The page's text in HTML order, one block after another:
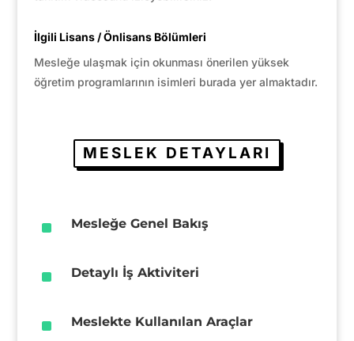
İlgili Lisans / Önlisans Bölümleri
Mesleğe ulaşmak için okunması önerilen yüksek
öğretim programlarının isimleri burada yer almaktadır.
MESLEK DETAYLARI
^ Mesleğe Genel Bakış
^ Detaylı İş Aktiviteri
^ Meslekte Kullanılan Araçlar